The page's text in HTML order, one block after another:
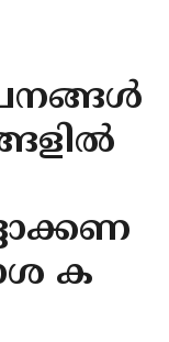
ക